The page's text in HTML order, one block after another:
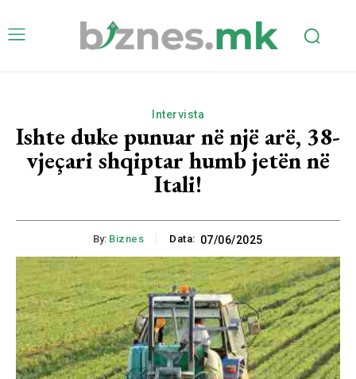
Intervista
Ishte duke punuar në një arë, 38-
vjeçari shqiptar humb jetën në
Itali!
By: Biznes Data: 07/06/2025